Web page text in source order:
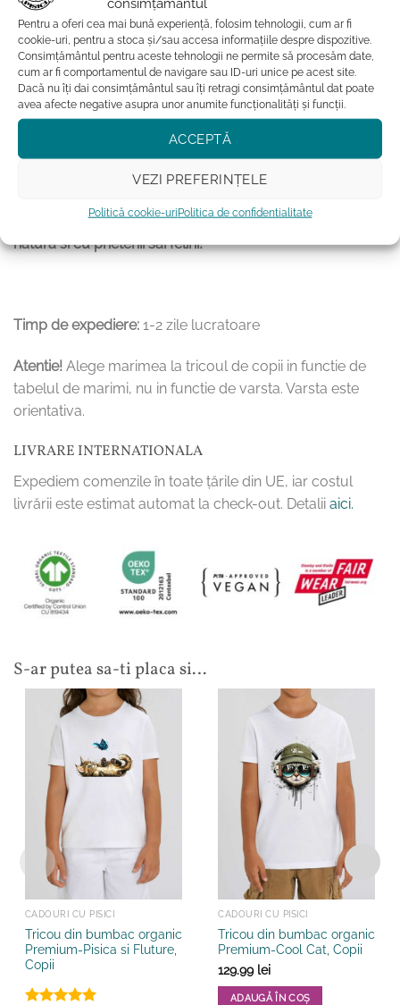
consimțământul
Pentru a oferi cea mai bună experiență, folosim tehnologii, cum ar fi
cookie-uri, pentru a stoca și/sau accesa informațiile despre dispozitive.
Consimțământul pentru aceste tehnologii ne permite să procesăm date,
cum ar fi comportamentul de navigare sau ID-uri unice pe acest site.
Dacă nu îți dai consimțământul sau îți retragi consimțământul dat poate
avea afecte negative asupra unor anumite funcționalități și funcții.
ACCEPTĂ
VEZI PREFERINȚELE
Politică cookie-uriPolitica de confidentialitate
se calca doar pe dos, fara aburi deasupra printului
pentru mentinerea impecabila a printului, tricoul nu
va fi uscat la uscatorul de rufe
Acest tricou unisex pentru copii din bumbac organic, cu
pisici, nu este doar o piesa de imbracaminte adorabila, ci
copilului tau confort, stil si o conexiune speciala cu
natura si cu prietenii sai felini!
Timp de expediere: 1-2 zile lucratoare
Atentie! Alege marimea la tricoul de copii in functie de
tabelul de marimi, nu in functie de varsta. Varsta este
orientativa.
LIVRARE INTERNATIONALA
Expediem comenzile în toate țările din UE, iar costul
livrării este estimat automat la check-out. Detalii aici.
S-ar putea sa-ti placa si…
CADOURI CU PISICI
Tricou din bumbac organic
Premium-Pisica si Fluture,
Copii
CADOURI CU PISICI
Tricou din bumbac organic
Premium-Cool Cat, Copii
129.99 lei
ADAUGĂ ÎN COȘ